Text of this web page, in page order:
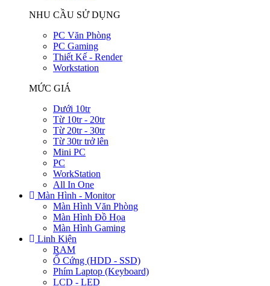
NHU CẦU SỬ DỤNG
PC Văn Phòng
PC Gaming
Thiết Kế - Render
Workstation
MỨC GIÁ
Dưới 10tr
Từ 10tr - 20tr
Từ 20tr - 30tr
Từ 30tr trở lên
Mini PC
PC
WorkStation
All In One
Màn Hình - Monitor
Màn Hình Văn Phòng
Màn Hình Đồ Họa
Màn Hình Gaming
Linh Kiện
RAM
Ổ Cứng (HDD - SSD)
Phím Laptop (Keyboard)
LCD - LED